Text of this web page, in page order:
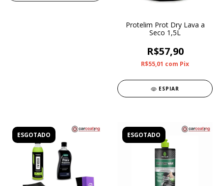
Protelim Prot Dry Lava a
Seco 1,5L
R$57,90
R$55,01 com Pix
ESPIAR
ESGOTADO ESGOTADO